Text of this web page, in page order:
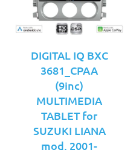
DIGITAL IQ BXC
3681_CPAA
(9inc)
MULTIMEDIA
TABLET for
SUZUKI LIANA
mod. 2001-